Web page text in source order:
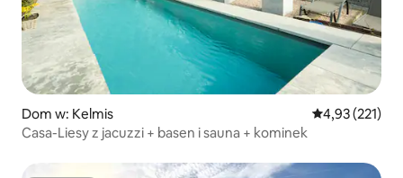
Dom w: Kelmis Średnia
4,93 (221)
Casa-Liesy z jacuzzi + basen i sauna + kominek